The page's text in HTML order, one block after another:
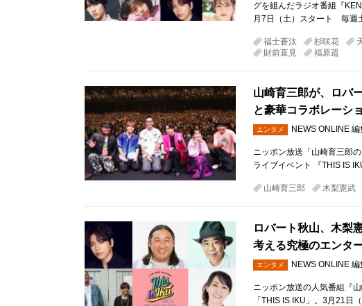
グを組んだラジオ番組『
月7日（土）スタート 毎週
福士蒼汰 杉咲花
財前直見
福原遥
山崎育三郎が、ロバ
と豪華コラボレーシ
エンタメ NEWS ONLINE 編
ニッポン放送「山崎育三郎
ライブイベント 『THIS IS
山崎育三郎 木梨憲武
ロバート秋山、木梨
考える究極のエンタ
エンタメ NEWS ONLINE 編
ニッポン放送の人気番組『
「THIS IS IKU」。3月21日